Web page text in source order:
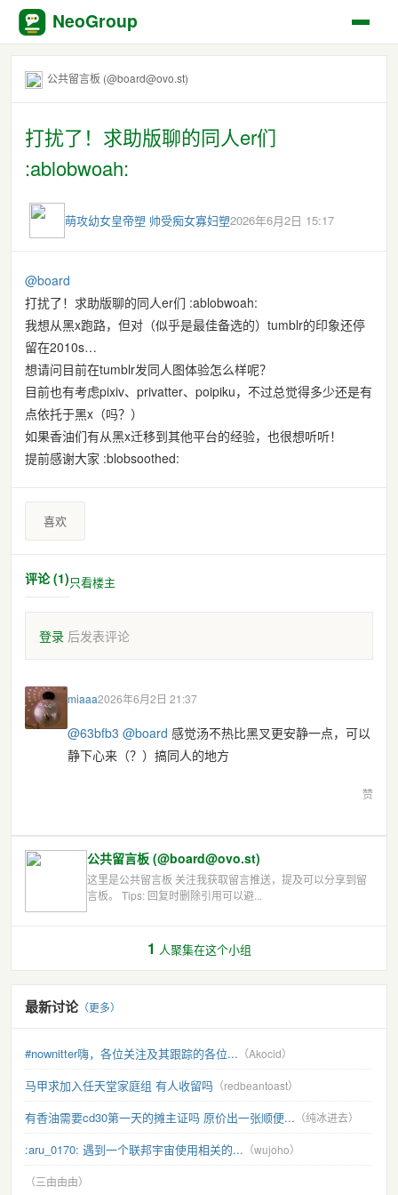
NeoGroup
公共留言板 (@board@ovo.st)
打扰了！求助版聊的同人er们
:ablobwoah:
萌攻幼女皇帝塑 帅受痴女寡妇塑2026年6月2日 15:17
@board
打扰了！求助版聊的同人er们 :ablobwoah:
我想从黑x跑路，但对（似乎是最佳备选的）tumblr的印象还停
留在2010s…
想请问目前在tumblr发同人图体验怎么样呢？
目前也有考虑pixiv、privatter、poipiku，不过总觉得多少还是有
点依托于黑x（吗？）
如果香油们有从黑x迁移到其他平台的经验，也很想听听！
提前感谢大家 :blobsoothed:
喜欢
评论 (1)只看楼主
登录 后发表评论
miaaa2026年6月2日 21:37
@63bfb3 @board 感觉汤不热比黑叉更安静一点，可以
静下心来（？）搞同人的地方
赞
公共留言板 (@board@ovo.st)
这里是公共留言板 关注我获取留言推送，提及可以分享到留
言板。 Tips: 回复时删除引用可以避...
1 人聚集在这个小组
最新讨论（更多）
#nownitter嗨，各位关注及其跟踪的各位... （Akocid）
马甲求加入任天堂家庭组 有人收留吗 （redbeantoast）
有香油需要cd30第一天的摊主证吗 原价出一张顺便... （纯冰进去）
:aru_0170: 遇到一个联邦宇宙使用相关的... （wujoho）
（三由由由）